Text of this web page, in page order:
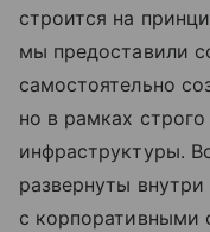
строится на
мы предоставили
самостоятельно
но в рамках
инфраструктуры.
развернуты
с корпоративными